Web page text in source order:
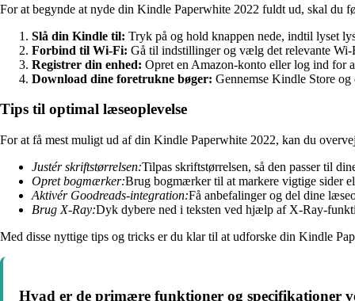
For at begynde at nyde din Kindle Paperwhite 2022 fuldt ud, skal du
Slå din Kindle til: Tryk på og hold knappen nede, indtil lyset
Forbind til Wi-Fi: Gå til indstillinger og vælg det relevante
Registrer din enhed: Opret en Amazon-konto eller log ind for
Download dine foretrukne bøger: Gennemse Kindle Store
Tips til optimal læseoplevelse
For at få mest muligt ud af din Kindle Paperwhite 2022, kan du
Justér skriftstørrelsen:Tilpas skriftstørrelsen, så den passer til
Opret bogmærker:Brug bogmærker til at markere vigtige sider
Aktivér Goodreads-integration:Få anbefalinger og del dine
Brug X-Ray:Dyk dybere ned i teksten ved hjælp af X-Ray-
Med disse nyttige tips og tricks er du klar til at udforske din Kindle
Hvad er de primære funktioner og specifikationer